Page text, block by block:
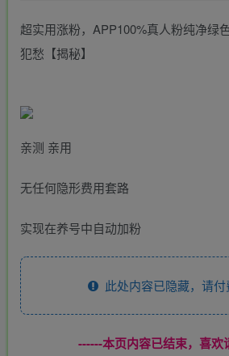
超实用涨粉，APP100%真人粉纯净绿
犯愁【揭秘】
亲测 亲用
无任何隐形费用套路
实现在养号中自动加粉
此处内容已隐藏，请付
------本页内容已结束，喜欢